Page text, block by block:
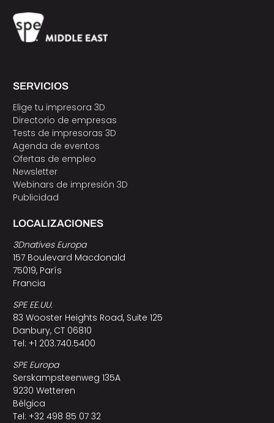
SERVICIOS
Elige tu impresora 3D
Directorio de empresas
Tests de impresoras 3D
Agenda de eventos
Ofertas de empleo
Newsletter
Webinars de impresión 3D
Publicidad
LOCALIZACIONES
3Dnatives Europa
157 Boulevard Macdonald
75019, París
Francia
SPE EE.UU.
83 Wooster Heights Road, Suite 125
Danbury, CT 06810
Tel: +1 203.740.5400
SPE Europa
Serskampsteenweg 135A
9230 Wetteren
Bélgica
Tel: +32 498 85 07 32